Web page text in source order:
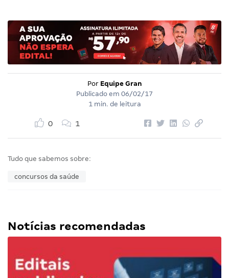
Por Equipe Gran
Publicado em 06/02/17
1 min. de leitura
0 1
Tudo que sabemos sobre:
concursos da saúde
Notícias recomendadas